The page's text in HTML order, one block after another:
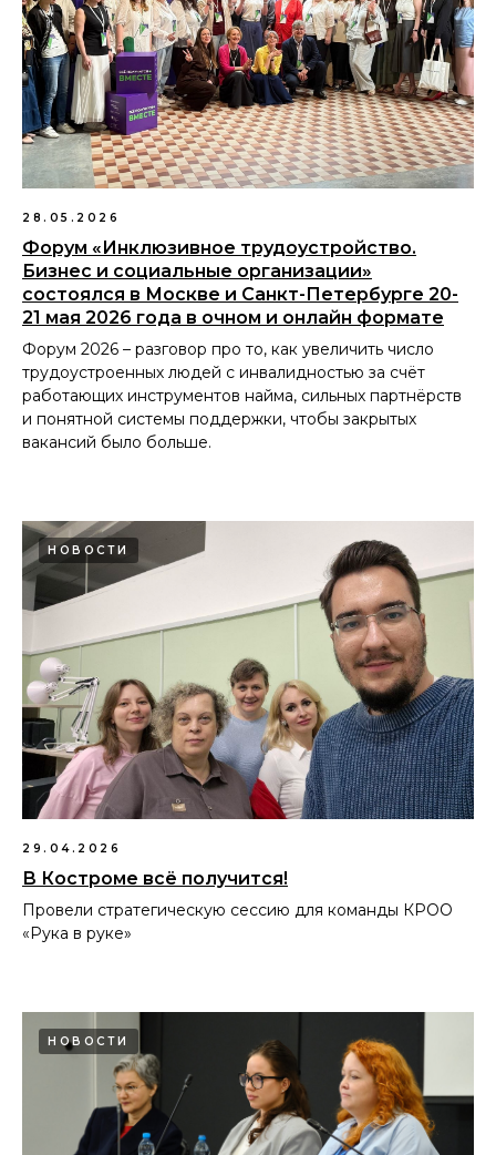
28.05.2026
Форум «Инклюзивное трудоустройство.
Бизнес и социальные организации»
состоялся в Москве и Санкт-Петербурге 20-
21 мая 2026 года в очном и онлайн формате
Форум 2026 – разговор про то, как увеличить число
трудоустроенных людей с инвалидностью за счёт
работающих инструментов найма, сильных партнёрств
и понятной системы поддержки, чтобы закрытых
вакансий было больше.
НОВОСТИ
29.04.2026
В Костроме всё получится!
Провели стратегическую сессию для команды КРОО
«Рука в руке»
НОВОСТИ